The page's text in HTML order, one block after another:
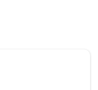
wird seit dem